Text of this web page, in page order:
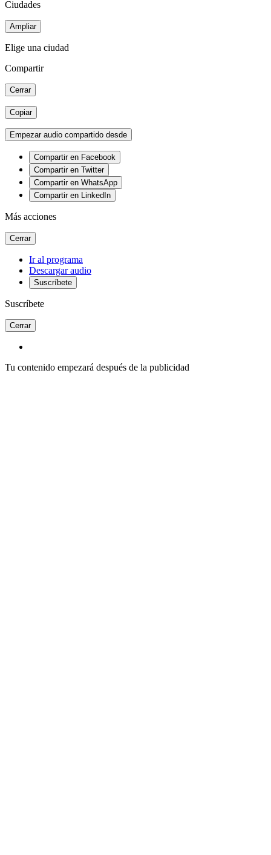
Ciudades
Ampliar
Elige una ciudad
Compartir
Cerrar
Copiar
Empezar audio compartido desde
Compartir en Facebook
Compartir en Twitter
Compartir en WhatsApp
Compartir en LinkedIn
Más acciones
Cerrar
Ir al programa
Descargar audio
Suscríbete
Suscríbete
Cerrar
Tu contenido empezará después de la publicidad